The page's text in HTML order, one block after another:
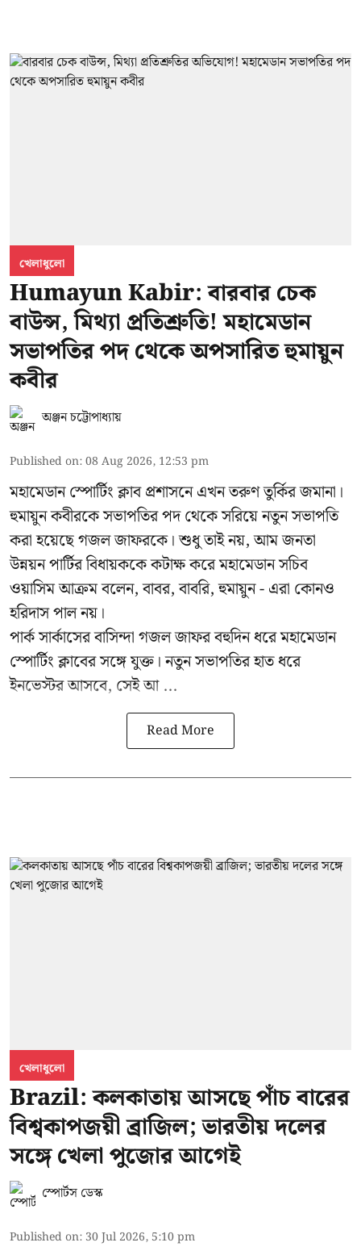
খেলাধুলো
Humayun Kabir: বারবার চেক
বাউন্স, মিথ্যা প্রতিশ্রুতি! মহামেডান
সভাপতির পদ থেকে অপসারিত হুমায়ুন
কবীর
অঞ্জন চট্টোপাধ্যায়
Published on:08 Aug 2026, 12:53 pm
মহামেডান স্পোর্টিং ক্লাব প্রশাসনে এখন তরুণ তুর্কির জমানা।
হুমায়ুন কবীরকে সভাপতির পদ থেকে সরিয়ে নতুন সভাপতি
করা হয়েছে গজল জাফরকে। শুধু তাই নয়, আম জনতা
উন্নয়ন পার্টির বিধায়ককে কটাক্ষ করে মহামেডান সচিব
ওয়াসিম আক্রম বলেন, বাবর, বাবরি, হুমায়ুন - এরা কোনও
হরিদাস পাল নয়।
পার্ক সার্কাসের বাসিন্দা গজল জাফর বহুদিন ধরে মহামেডান
স্পোর্টিং ক্লাবের সঙ্গে যুক্ত। নতুন সভাপতির হাত ধরে
ইনভেস্টর আসবে, সেই আ ...
Read More
খেলাধুলো
Brazil: কলকাতায় আসছে পাঁচ বারের
বিশ্বকাপজয়ী ব্রাজিল; ভারতীয় দলের
সঙ্গে খেলা পুজোর আগেই
স্পোর্টস ডেস্ক
Published on: 30 Jul 2026, 5:10 pm